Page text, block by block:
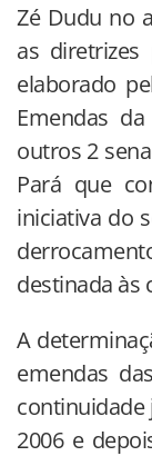
Zé Dudu no
as diretrizes
elaborado
Emendas
outros 2
Pará que
iniciativa do
destinada às
A
emendas
continuidade
2006 e